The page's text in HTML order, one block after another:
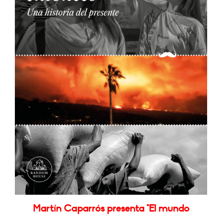
Martín Caparrós presenta "El mundo